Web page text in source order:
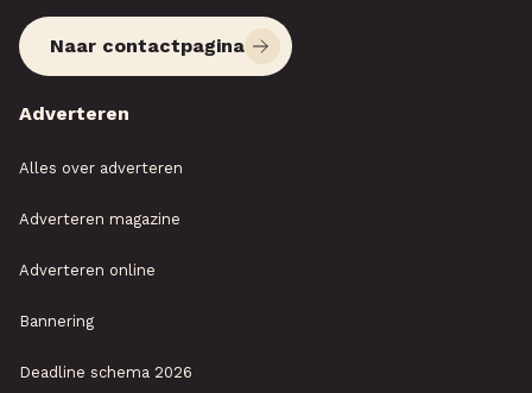
Naar contactpagina
Adverteren
Alles over adverteren
Adverteren magazine
Adverteren online
Bannering
Deadline schema 2026